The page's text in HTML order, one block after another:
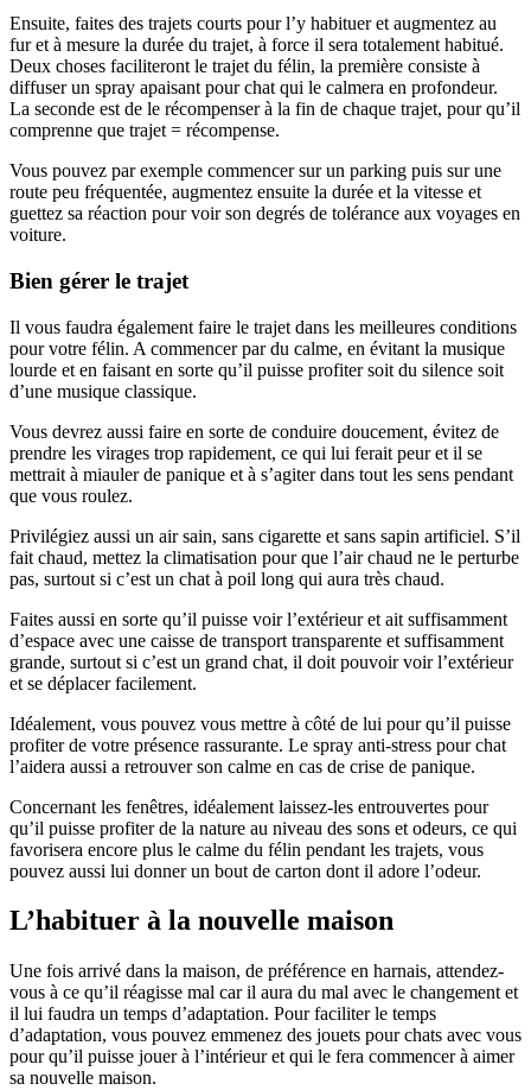
Ensuite, faites des trajets courts pour l’y habituer et augmentez au
fur et à mesure la durée du trajet, à force il sera totalement habitué.
Deux choses faciliteront le trajet du félin, la première consiste à
diffuser un spray apaisant pour chat qui le calmera en profondeur.
La seconde est de le récompenser à la fin de chaque trajet, pour qu’il
comprenne que trajet = récompense.
Vous pouvez par exemple commencer sur un parking puis sur une
route peu fréquentée, augmentez ensuite la durée et la vitesse et
guettez sa réaction pour voir son degrés de tolérance aux voyages en
voiture.
Bien gérer le trajet
Il vous faudra également faire le trajet dans les meilleures conditions
pour votre félin. A commencer par du calme, en évitant la musique
lourde et en faisant en sorte qu’il puisse profiter soit du silence soit
d’une musique classique.
Vous devrez aussi faire en sorte de conduire doucement, évitez de
prendre les virages trop rapidement, ce qui lui ferait peur et il se
mettrait à miauler de panique et à s’agiter dans tout les sens pendant
que vous roulez.
Privilégiez aussi un air sain, sans cigarette et sans sapin artificiel. S’il
fait chaud, mettez la climatisation pour que l’air chaud ne le perturbe
pas, surtout si c’est un chat à poil long qui aura très chaud.
Faites aussi en sorte qu’il puisse voir l’extérieur et ait suffisamment
d’espace avec une caisse de transport transparente et suffisamment
grande, surtout si c’est un grand chat, il doit pouvoir voir l’extérieur
et se déplacer facilement.
Idéalement, vous pouvez vous mettre à côté de lui pour qu’il puisse
profiter de votre présence rassurante. Le spray anti-stress pour chat
l’aidera aussi a retrouver son calme en cas de crise de panique.
Concernant les fenêtres, idéalement laissez-les entrouvertes pour
qu’il puisse profiter de la nature au niveau des sons et odeurs, ce qui
favorisera encore plus le calme du félin pendant les trajets, vous
pouvez aussi lui donner un bout de carton dont il adore l’odeur.
L’habituer à la nouvelle maison
Une fois arrivé dans la maison, de préférence en harnais, attendez-
vous à ce qu’il réagisse mal car il aura du mal avec le changement et
il lui faudra un temps d’adaptation. Pour faciliter le temps
d’adaptation, vous pouvez emmenez des jouets pour chats avec vous
pour qu’il puisse jouer à l’intérieur et qui le fera commencer à aimer
sa nouvelle maison.